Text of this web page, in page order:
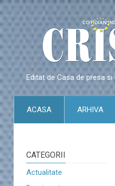
Editat de Casa de presa
ACASA ARHIVA
CATEGORII
Actualitate